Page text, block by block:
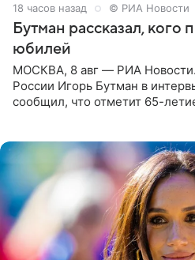
18 часов назад © РИА Новости
Бутман рассказал, кого
юбилей
МОСКВА, 8 авг — РИА
России Игорь Бутман в
сообщил, что отметит 65-